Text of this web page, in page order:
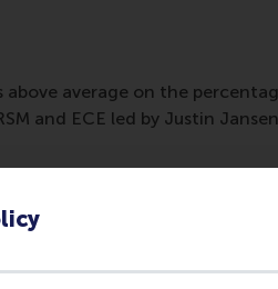
above average on the
and ECE led by Justin